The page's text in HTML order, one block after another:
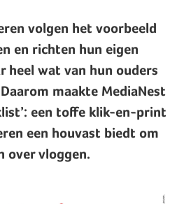
volgen het voorbeeld
en richten hun eigen
heel wat van hun ouders
maakte MediaNest
’: een toffe klik-en-print
een houvast biedt om
over vloggen.